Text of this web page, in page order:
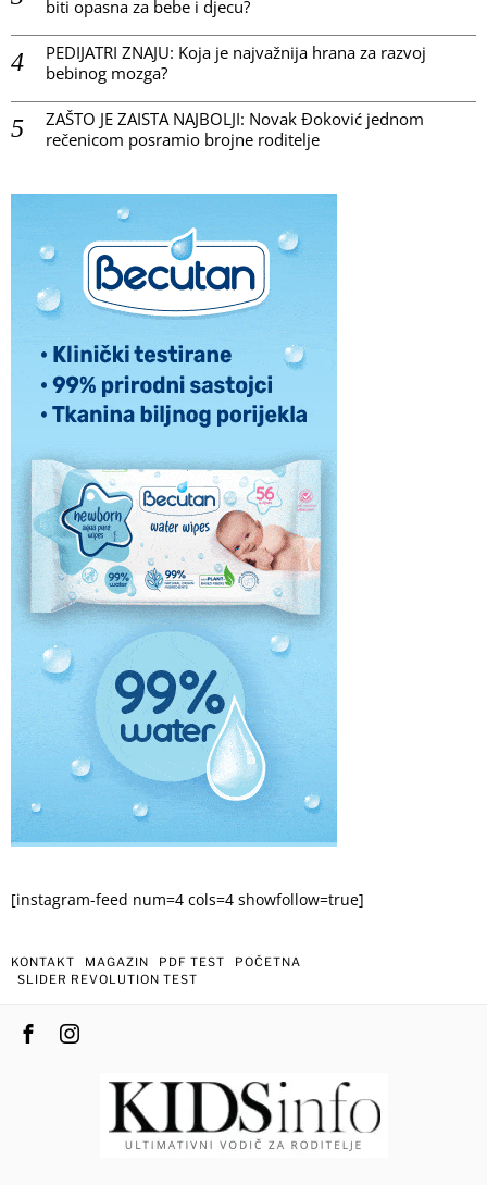
biti opasna za bebe i djecu?
PEDIJATRI ZNAJU: Koja je najvažnija hrana za razvoj
bebinog mozga?
ZAŠTO JE ZAISTA NAJBOLJI: Novak Đoković jednom
rečenicom posramio brojne roditelje
[instagram-feed num=4 cols=4 showfollow=true]
KONTAKT MAGAZIN PDF TEST
POČETNA
SLIDER REVOLUTION TEST